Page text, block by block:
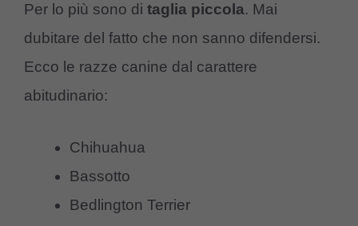
Per lo più sono di taglia piccola. Mai
dubitare del fatto che non sanno difendersi.
Ecco le razze canine dal carattere
abitudinario:
Chihuahua
Bassotto
Bedlington Terrier